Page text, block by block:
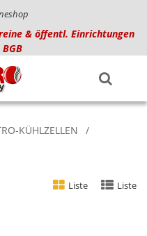
& öffentl. Einrichtungen
KÜHLZELLEN
Liste Liste